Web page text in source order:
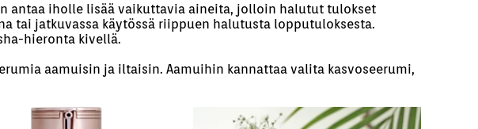
antaa iholle lisää vaikuttavia aineita, jolloin halutut tulokset
tai jatkuvassa käytössä riippuen halutusta lopputuloksesta.
hieronta kivellä.
aamuisin ja iltaisin. Aamuihin kannattaa valita kasvoseerumi,